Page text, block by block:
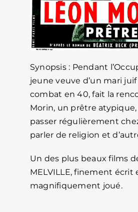
Synopsis : Pendant
jeune veuve d’un mari
combat en 40, fait la
Morin, un prêtre atypique,
passer régulièrement
parler de religion et
Un des plus beaux films
MELVILLE, finement écrit
magnifiquement joué.